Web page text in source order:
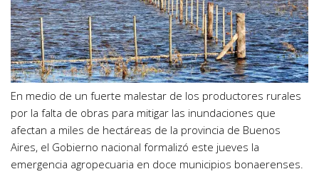
En medio de un fuerte malestar de los productores rurales
por la falta de obras para mitigar las inundaciones que
afectan a miles de hectáreas de la provincia de Buenos
Aires, el Gobierno nacional formalizó este jueves la
emergencia agropecuaria en doce municipios bonaerenses.